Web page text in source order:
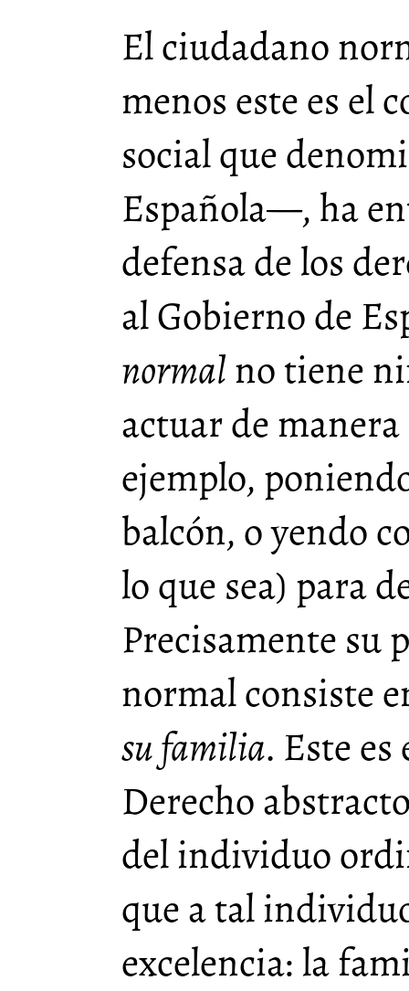
El ciudadano
menos este es el
social que
Española—, ha
defensa de los
al Gobierno de
normalno tiene
actuar de
ejemplo,
balcón, o yendo
lo que sea) para
Precisamente su
normal consiste
su familia. Este
Derecho
del individuo
que a tal
excelencia: la